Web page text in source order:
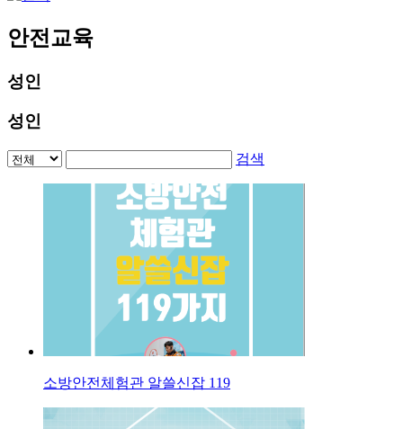
안전교육
성인
성인
검색
소방안전체험관 알쓸신잡 119